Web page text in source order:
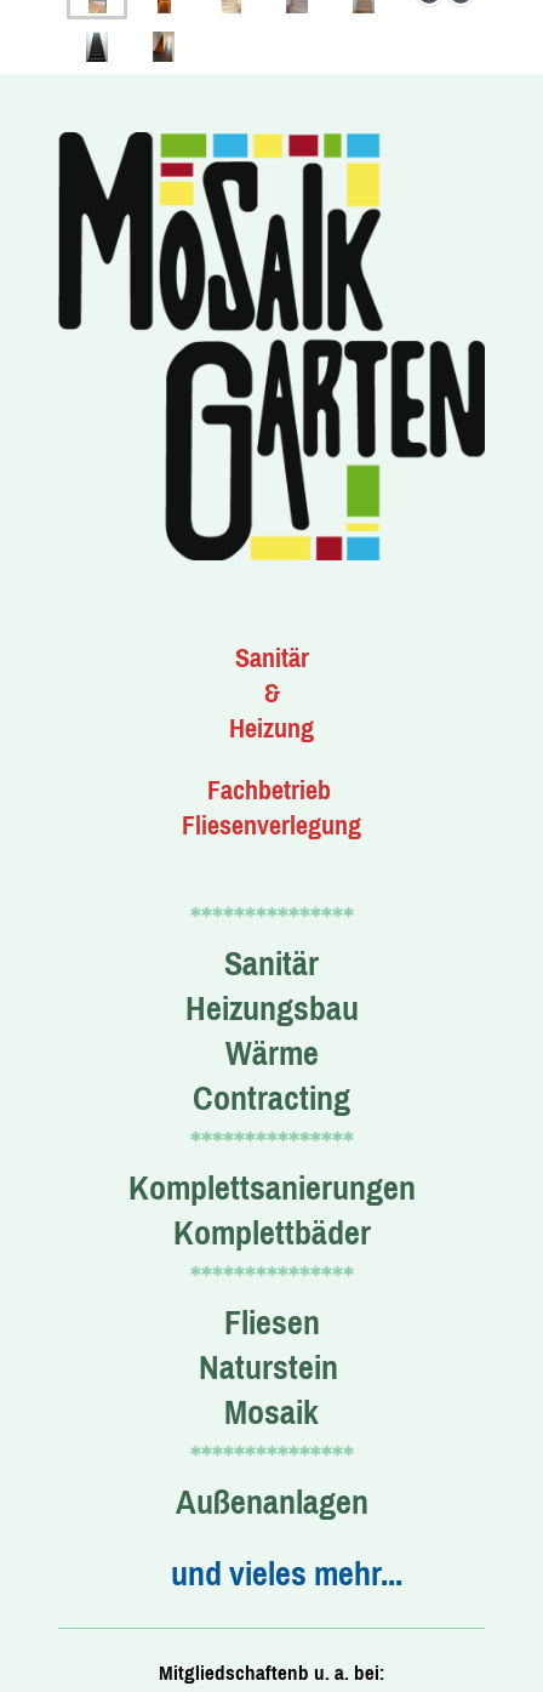
Sanitär
&
Heizung
Fachbetrieb
Fliesenverlegung
***************
Sanitär
Heizungsbau
Wärme
Contracting
***************
Komplettsanierungen
Komplettbäder
***************
Fliesen
Naturstein
Mosaik
***************
Außenanlagen
und vieles mehr...
Mitgliedschaftenb u. a. bei: